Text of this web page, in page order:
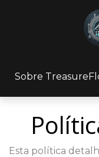
Sobre
Esta política